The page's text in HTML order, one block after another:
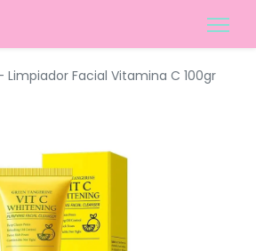
Limpiador Facial Vitamina C 100gr